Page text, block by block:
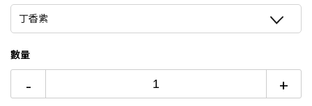
五種預設菜單，一鍵完成好輕鬆
丁香紫
數量
- +